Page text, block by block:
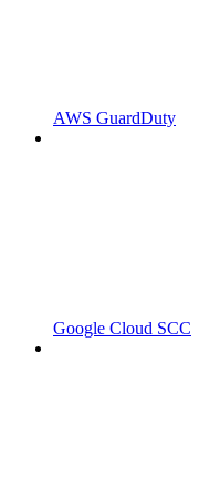
AWS GuardDuty
Google Cloud SCC